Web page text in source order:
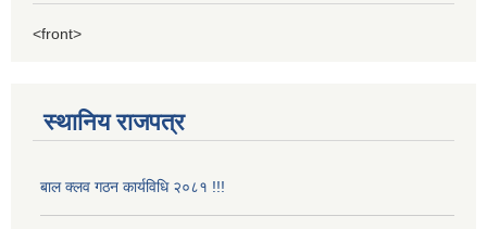
<front>
स्थानिय राजपत्र
बाल क्लव गठन कार्यविधि २०८१ !!!